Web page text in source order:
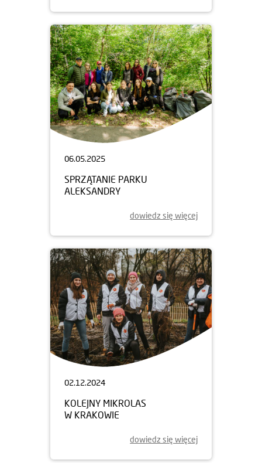
06.05.2025
SPRZĄTANIE PARKU
ALEKSANDRY
dowiedz się więcej
02.12.2024
KOLEJNY MIKROLAS
W KRAKOWIE
dowiedz się więcej